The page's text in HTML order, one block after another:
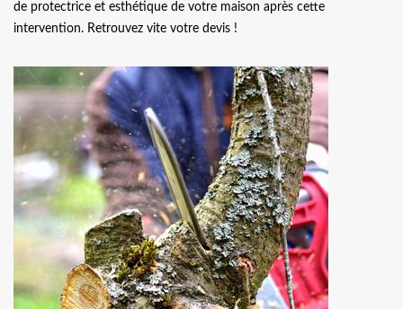
de protectrice et esthétique de votre maison après cette
intervention. Retrouvez vite votre devis !